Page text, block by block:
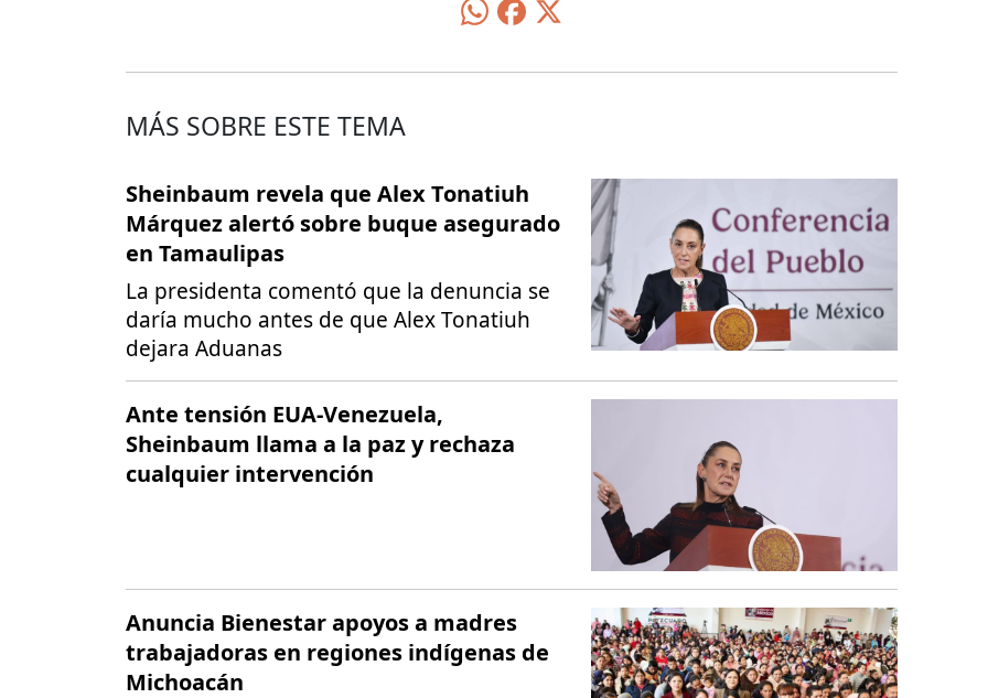
MÁS SOBRE ESTE TEMA
Sheinbaum revela que Alex Tonatiuh
Márquez alertó sobre buque asegurado
en Tamaulipas
La presidenta comentó que la denuncia se
daría mucho antes de que Alex Tonatiuh
dejara Aduanas
Ante tensión EUA-Venezuela,
Sheinbaum llama a la paz y rechaza
cualquier intervención
Anuncia Bienestar apoyos a madres
trabajadoras en regiones indígenas de
Michoacán